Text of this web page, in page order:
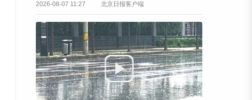
2026-08-07 11:27 北京日报客户端